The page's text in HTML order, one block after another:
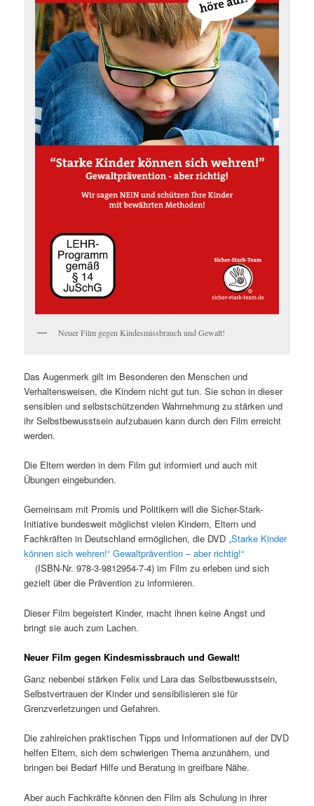
Neuer Film gegen Kindesmissbrauch und Gewalt!
Das Augenmerk gilt im Besonderen den Menschen und
Verhaltensweisen, die Kindern nicht gut tun. Sie schon in dieser
sensiblen und selbstschützenden Wahrnehmung zu stärken und
ihr Selbstbewusstsein aufzubauen kann durch den Film erreicht
werden.
Die Eltern werden in dem Film gut informiert und auch mit
Übungen eingebunden.
Gemeinsam mit Promis und Politikern will die Sicher-Stark-
Initiative bundesweit möglichst vielen Kindern, Eltern und
Fachkräften in Deutschland ermöglichen, die DVD„Starke Kinder
können sich wehren!“ Gewaltprävention – aber richtig!“
(ISBN-Nr. 978-3-9812954-7-4) im Film zu erleben und sich
gezielt über die Prävention zu informieren.
Dieser Film begeistert Kinder, macht ihnen keine Angst und
bringt sie auch zum Lachen.
Neuer Film gegen Kindesmissbrauch und Gewalt!
Ganz nebenbei stärken Felix und Lara das Selbstbewusstsein,
Selbstvertrauen der Kinder und sensibilisieren sie für
Grenzverletzungen und Gefahren.
Die zahlreichen praktischen Tipps und Informationen auf der DVD
helfen Eltern, sich dem schwierigen Thema anzunähern, und
bringen bei Bedarf Hilfe und Beratung in greifbare Nähe.
Aber auch Fachkräfte können den Film als Schulung in ihrer